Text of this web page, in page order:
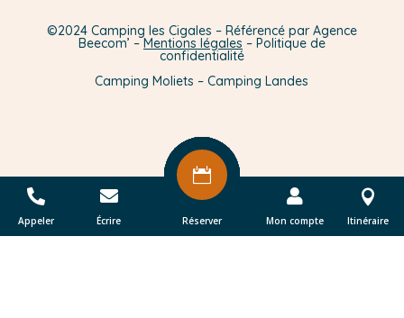

Appeler

Écrire

Réserver

Réserver

Réserver

Réserver

Réserver

Réserver

Mon compte

Itinéraire
©2024 Camping les Cigales – Référencé par Agence
Beecom’ –Mentions légales – Politique de
confidentialité
Camping Moliets – Camping Landes